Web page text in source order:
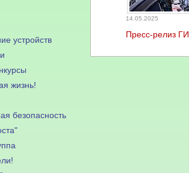
устройств
жизнь!
безопасность
14.05.2025
Пресс-релиз